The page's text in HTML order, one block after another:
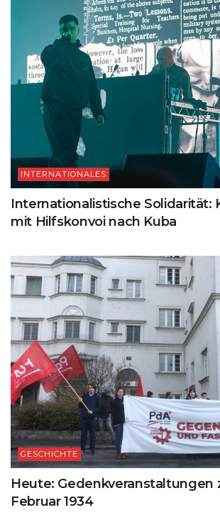
INTERNATIONALES
Internationalistische Solidarität:
mit Hilfskonvoi nach Kuba
GESCHICHTE
Heute: Gedenkveranstaltungen
Februar 1934